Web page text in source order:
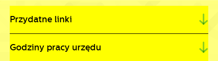
Przydatne linki
Godziny pracy urzędu